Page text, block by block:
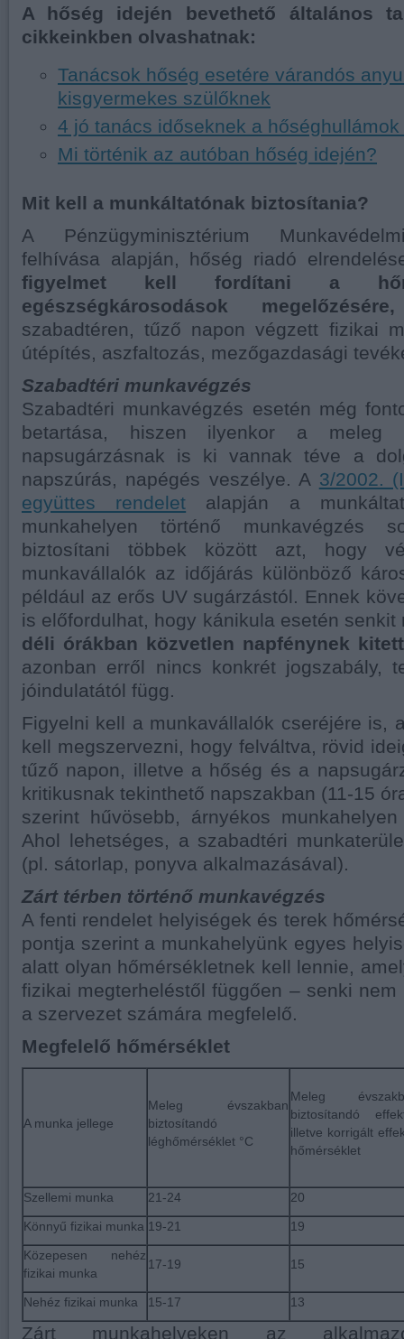
A hőség idején bevethető általános
cikkeinkben olvashatnak:
Tanácsok hőség esetére várandós
kisgyermekes szülőknek
4 jó tanács időseknek a
Mi történik az autóban hőség idején?
Mit kell a munkáltatónak biztosítania?
A Pénzügyminisztérium
felhívása alapján, hőség riadó
figyelmet kell fordítani a
egészségkárosodások
szabadtéren, tűző napon végzett fizikai
útépítés, aszfaltozás, mezőgazdasági
Szabadtéri munkavégzés
Szabadtéri munkavégzés esetén még
betartása, hiszen ilyenkor a meleg
napsugárzásnak is ki vannak téve a
napszúrás, napégés veszélye. A 3/2002.
együttes rendelet alapján a
munkahelyen történő munkavégzés
biztosítani többek között azt, hogy
munkavállalók az időjárás különböző
például az erős UV sugárzástól. Ennek
is előfordulhat, hogy kánikula esetén senkit
déli órákban közvetlen napfénynek
azonban erről nincs konkrét jogszabály,
jóindulatától függ.
Figyelni kell a munkavállalók cseréjére is,
kell megszervezni, hogy felváltva, rövid
tűző napon, illetve a hőség és a
kritikusnak tekinthető napszakban (11-15
szerint hűvösebb, árnyékos
Ahol lehetséges, a szabadtéri
(pl. sátorlap, ponyva alkalmazásával).
Zárt térben történő munkavégzés
A fenti rendelet helyiségek és terek
pontja szerint a munkahelyünk egyes
alatt olyan hőmérsékletnek kell lennie,
fizikai megterheléstől függően – senki
a szervezet számára megfelelő.
Megfelelő hőmérséklet
A munka jellege
Meleg évszakban
biztosítandó
léghőmérséklet °C
Meleg
biztosítandó
illetve korrigált
hőmérséklet
Szellemi munka 21-24
20
Könnyű fizikai munka 19-21
19
Közepesen nehéz
fizikai munka
17-19 15
Nehéz fizikai munka 15-17 13
Zárt munkahelyeken az